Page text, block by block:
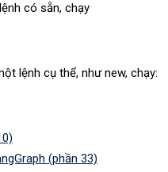
có sẵn, chạy
lệnh cụ thể, như new, chạy:
(phần 33)